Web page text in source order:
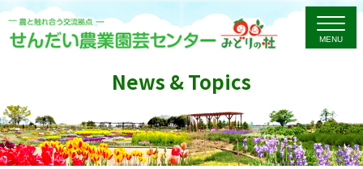
News & Topics